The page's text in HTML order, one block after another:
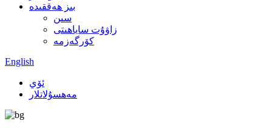
بىز ھەققىدە
سىن
زاۋۇت ساياھىتى
كۆرگەزمە
English
ئۆي
مەھسۇلاتلار